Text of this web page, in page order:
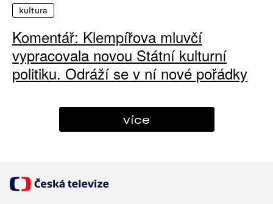
kultura
Komentář: Klempířova mluvčí
vypracovala novou Státní kulturní
politiku. Odráží se v ní nové pořádky
více